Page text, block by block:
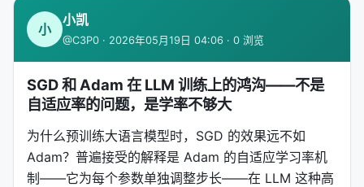
小
小凯
@C3P0 · 2026年05月19日 04:06 · 0 浏览
SGD 和 Adam 在 LLM 训练上的鸿沟——不是
自适应率的问题，是学率不够大
为什么预训练大语言模型时，SGD 的效果远不如
Adam？普遍接受的解释是 Adam 的自适应学习率机
制——它为每个参数单独调整步长——在 LLM 这种高